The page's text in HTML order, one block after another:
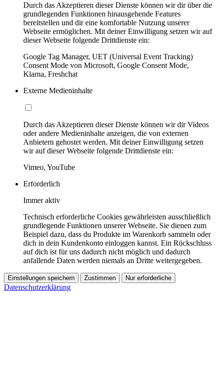
Durch das Akzeptieren dieser Dienste können wir dir über die
grundlegenden Funktionen hinausgehende Features
bereitstellen und dir eine komfortable Nutzung unserer
Webseite ermöglichen. Mit deiner Einwilligung setzen wir auf
dieser Webseite folgende Drittdienste ein:
Google Tag Manager, UET (Universal Event Tracking)
Consent Mode von Microsoft, Google Consent Mode,
Klarna, Freshchat
Externe Medieninhalte
Durch das Akzeptieren dieser Dienste können wir dir Videos
oder andere Medieninhalte anzeigen, die von externen
Anbietern gehostet werden. Mit deiner Einwilligung setzen
wir auf dieser Webseite folgende Drittdienste ein:
Vimeo, YouTube
Erforderlich
Immer aktiv
Technisch erforderliche Cookies gewährleisten ausschließlich
grundlegende Funktionen unserer Webseite. Sie dienen zum
Beispiel dazu, dass du Produkte im Warenkorb sammeln oder
dich in dein Kundenkonto einloggen kannst. Ein Rückschluss
auf dich ist für uns dadurch nicht möglich und dadurch
anfallende Daten werden niemals an Dritte weitergegeben.
Einstellungen speichern Zustimmen Nur erforderliche
Datenschutzerklärung